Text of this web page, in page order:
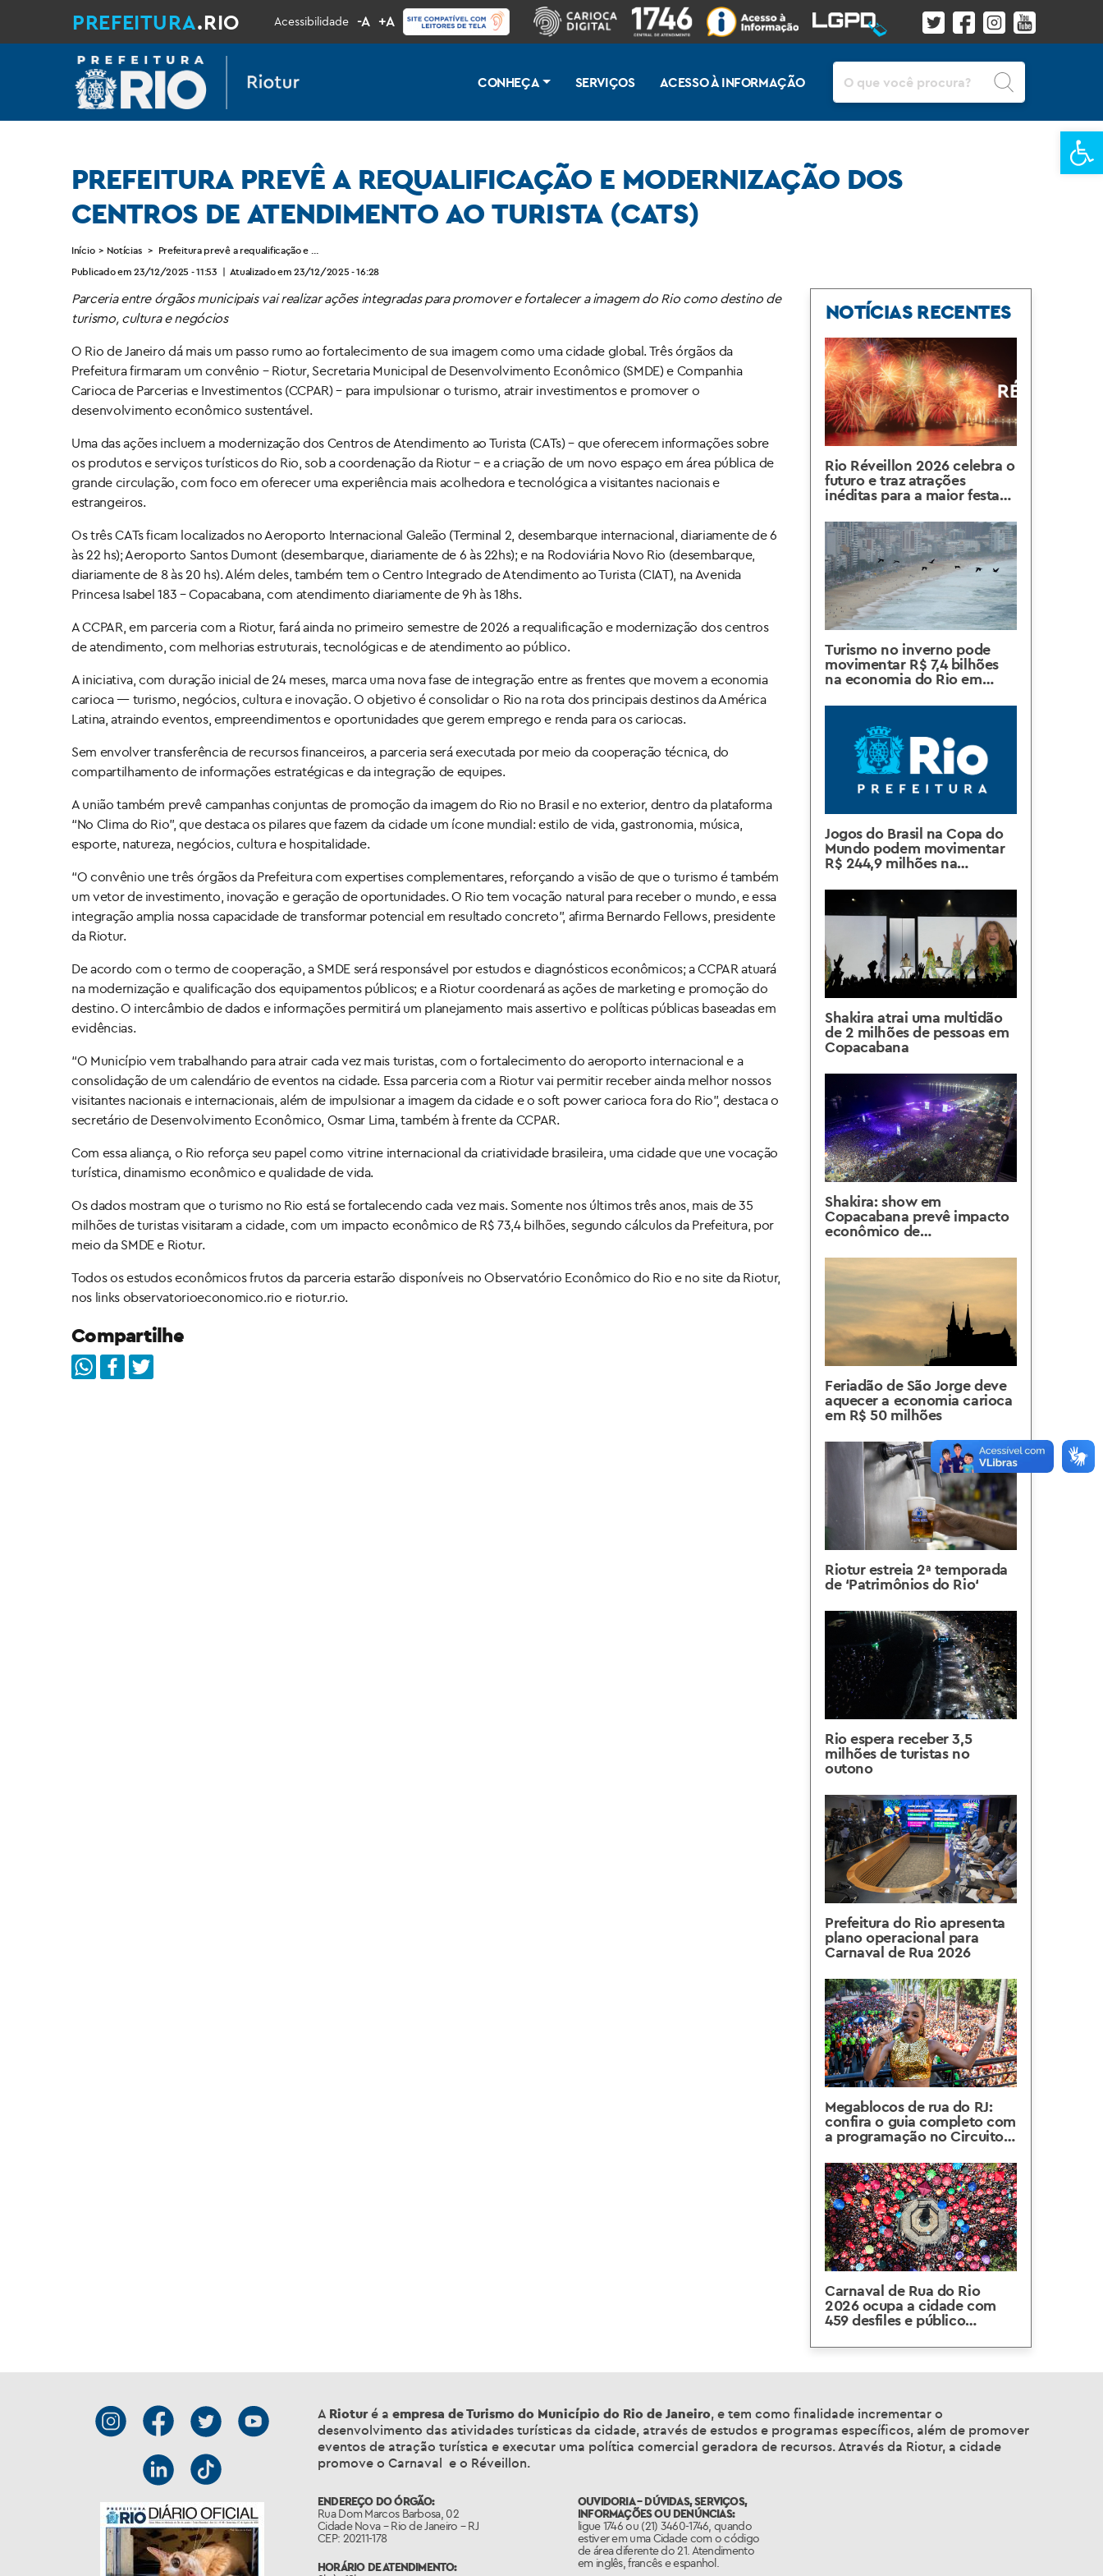
PREFEITURA.RIO Acessibilidade -A +A
CONHEÇA SERVIÇOS ACESSO À INFORMAÇÃO
PREFEITURA PREVÊ A REQUALIFICAÇÃO E MODERNIZAÇÃO DOS
CENTROS DE ATENDIMENTO AO TURISTA (CATS)
Início > Notícias > Prefeitura prevê a requalificação e modernização dos Centros de Atendimento ao Turista (CATs)
Publicado em 23/12/2025 - 11:53 | Atualizado em 23/12/2025 - 16:28
Parceria entre órgãos municipais vai realizar ações integradas para promover e fortalecer a imagem do Rio como destino de
turismo, cultura e negócios
O Rio de Janeiro dá mais um passo rumo ao fortalecimento de sua imagem como uma cidade global. Três órgãos da
Prefeitura firmaram um convênio – Riotur, Secretaria Municipal de Desenvolvimento Econômico (SMDE) e Companhia
Carioca de Parcerias e Investimentos (CCPAR) – para impulsionar o turismo, atrair investimentos e promover o
desenvolvimento econômico sustentável.
Uma das ações incluem a modernização dos Centros de Atendimento ao Turista (CATs) – que oferecem informações sobre
os produtos e serviços turísticos do Rio, sob a coordenação da Riotur – e a criação de um novo espaço em área pública de
grande circulação, com foco em oferecer uma experiência mais acolhedora e tecnológica a visitantes nacionais e
estrangeiros.
Os três CATs ficam localizados no Aeroporto Internacional Galeão (Terminal 2, desembarque internacional, diariamente de 6
às 22 hs); Aeroporto Santos Dumont (desembarque, diariamente de 6 às 22hs); e na Rodoviária Novo Rio (desembarque,
diariamente de 8 às 20 hs). Além deles, também tem o Centro Integrado de Atendimento ao Turista (CIAT), na Avenida
Princesa Isabel 183 – Copacabana, com atendimento diariamente de 9h às 18hs.
A CCPAR, em parceria com a Riotur, fará ainda no primeiro semestre de 2026 a requalificação e modernização dos centros
de atendimento, com melhorias estruturais, tecnológicas e de atendimento ao público.
A iniciativa, com duração inicial de 24 meses, marca uma nova fase de integração entre as frentes que movem a economia
carioca — turismo, negócios, cultura e inovação. O objetivo é consolidar o Rio na rota dos principais destinos da América
Latina, atraindo eventos, empreendimentos e oportunidades que gerem emprego e renda para os cariocas.
Sem envolver transferência de recursos financeiros, a parceria será executada por meio da cooperação técnica, do
compartilhamento de informações estratégicas e da integração de equipes.
A união também prevê campanhas conjuntas de promoção da imagem do Rio no Brasil e no exterior, dentro da plataforma
“No Clima do Rio”, que destaca os pilares que fazem da cidade um ícone mundial: estilo de vida, gastronomia, música,
esporte, natureza, negócios, cultura e hospitalidade.
“O convênio une três órgãos da Prefeitura com expertises complementares, reforçando a visão de que o turismo é também
um vetor de investimento, inovação e geração de oportunidades. O Rio tem vocação natural para receber o mundo, e essa
integração amplia nossa capacidade de transformar potencial em resultado concreto”, afirma Bernardo Fellows, presidente
da Riotur.
De acordo com o termo de cooperação, a SMDE será responsável por estudos e diagnósticos econômicos; a CCPAR atuará
na modernização e qualificação dos equipamentos públicos; e a Riotur coordenará as ações de marketing e promoção do
destino. O intercâmbio de dados e informações permitirá um planejamento mais assertivo e políticas públicas baseadas em
evidências.
“O Município vem trabalhando para atrair cada vez mais turistas, com o fortalecimento do aeroporto internacional e a
consolidação de um calendário de eventos na cidade. Essa parceria com a Riotur vai permitir receber ainda melhor nossos
visitantes nacionais e internacionais, além de impulsionar a imagem da cidade e o soft power carioca fora do Rio”, destaca o
secretário de Desenvolvimento Econômico, Osmar Lima, também à frente da CCPAR.
Com essa aliança, o Rio reforça seu papel como vitrine internacional da criatividade brasileira, uma cidade que une vocação
turística, dinamismo econômico e qualidade de vida.
Os dados mostram que o turismo no Rio está se fortalecendo cada vez mais. Somente nos últimos três anos, mais de 35
milhões de turistas visitaram a cidade, com um impacto econômico de R$ 73,4 bilhões, segundo cálculos da Prefeitura, por
meio da SMDE e Riotur.
Todos os estudos econômicos frutos da parceria estarão disponíveis no Observatório Econômico do Rio e no site da Riotur,
nos links observatorioeconomico.rio e riotur.rio.
Compartilhe
NOTÍCIAS RECENTES
Rio Réveillon 2026 celebra o
futuro e traz atrações
inéditas para a maior festa
Turismo no inverno pode
movimentar R$ 7,4 bilhões
na economia do Rio em
Jogos do Brasil na Copa do
Mundo podem movimentar
R$ 244,9 milhões na
Shakira atrai uma multidão
de 2 milhões de pessoas em
Copacabana
Shakira: show em
Copacabana prevê impacto
econômico de
milhões para o Rio
Feriadão de São Jorge deve
aquecer a economia carioca
em R$ 50 milhões
Riotur estreia 2ª temporada
de ‘Patrimônios do Rio‘
Rio espera receber 3,5
milhões de turistas no
outono
Prefeitura do Rio apresenta
plano operacional para
Carnaval de Rua 2026
Megablocos de rua do RJ:
confira o guia completo com
a programação no Circuito
Carnaval de Rua do Rio
2026 ocupa a cidade com
459 desfiles e público
A Rioturé a empresa de Turismo do Município do Rio de Janeiro, e tem como finalidade incrementar o
desenvolvimento das atividades turísticas da cidade, através de estudos e programas específicos, além de promover
eventos de atração turística e executar uma política comercial geradora de recursos. Através da Riotur, a cidade
promove o Carnaval e o Réveillon.
ENDEREÇO DO ÓRGÃO:
Rua Dom Marcos Barbosa, 02
Cidade Nova – Rio de Janeiro – RJ
CEP: 20211-178
HORÁRIO DE ATENDIMENTO:
OUVIDORIA – DÚVIDAS, SERVIÇOS,
INFORMAÇÕES OU DENÚNCIAS:
ligue 1746 ou (21) 3460-1746, quando
estiver em uma Cidade com o código
de área diferente do 21. Atendimento
em inglês, francês e espanhol.